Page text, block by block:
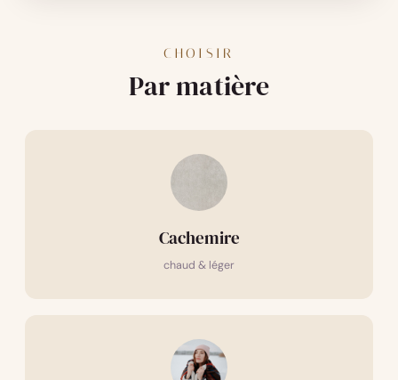
CHOISIR
Par matière
Cachemire
chaud & léger